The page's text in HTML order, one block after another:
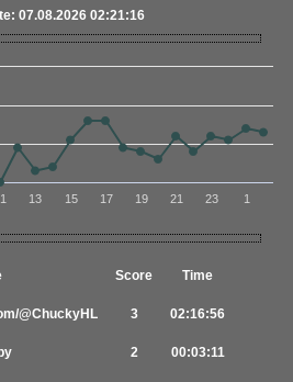
07.08.2026 02:21:16
13 15 17 19 21 23 1
Score Time
@Chu​ckyHL​ 3 02:16:56
2 00:03:11